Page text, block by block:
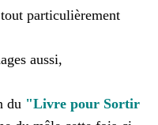
particulièrement
aussi,
du "Livre pour Sortir